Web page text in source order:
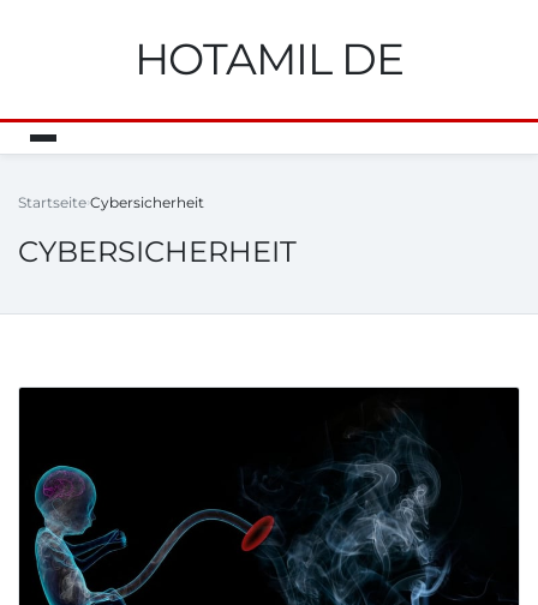
HOTAMIL DE
Startseite Cybersicherheit
CYBERSICHERHEIT